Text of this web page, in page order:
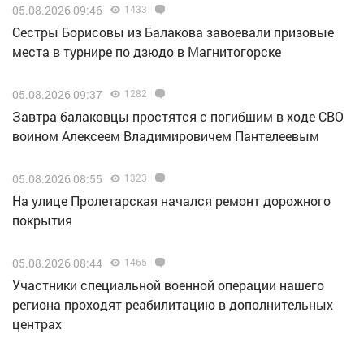
05.08.2026 09:46 1433
Сестры Борисовы из Балакова завоевали призовые
места в турнире по дзюдо в Магнитогорске
05.08.2026 09:37 1282
Завтра балаковцы простятся с погибшим в ходе СВО
воином Алексеем Владимировичем Пантелеевым
05.08.2026 08:55 1323
На улице Пролетарская начался ремонт дорожного
покрытия
05.08.2026 08:44 1465
Участники специальной военной операции нашего
региона проходят реабилитацию в дополнительных
центрах